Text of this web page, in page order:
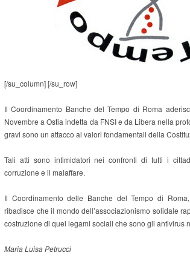
[/su_column] [/su_row]
Il Coordinamento Banche del Tempo di Roma
Novembre a Ostia indetta da FNSI e da Libera nella
gravi sono un attacco ai valori fondamentali della
Tali atti sono intimidatori nei confronti di tutti i
corruzione e il malaffare.
Il Coordinamento delle Banche del Tempo di
ribadisce che il mondo dell’associazionismo solidale
costruzione di quei legami sociali che sono gli antivirus
Maria Luisa Petrucci